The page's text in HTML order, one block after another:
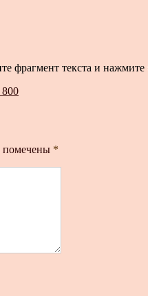
фрагмент текста и нажмите
помечены *